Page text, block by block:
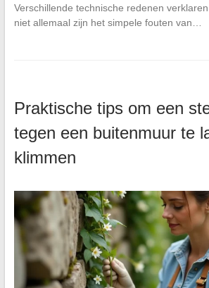
Verschillende technische redenen
niet allemaal zijn het simpele fouten van…
Praktische tips om een
tegen een buitenmuur te
klimmen